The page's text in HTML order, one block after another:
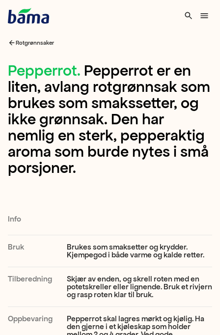
Rotgrønnsaker
Pepperrot
Pepperrot
er
en
liten,
avlang
rotgrønnsak
som
smakssetter,
og
ikke
grønnsak.
har
Pepperrot. Pepperrot er en
liten, avlang rotgrønnsak som
brukes som smakssetter, og
ikke grønnsak. Den har
nemlig en sterk, pepperaktig
aroma som burde nytes i små
porsjoner.
Info
Bruk
Brukes som smaksetter og krydder.
Kjempegod i både varme og kalde retter.
Tilberedning
Skjær av enden, og skrell roten med en
potetskreller eller lignende. Bruk et rivjern
og rasp roten klar til bruk.
Oppbevaring
Pepperrot skal lagres mørkt og kjølig. Ha
den gjerne i et kjøleskap som holder